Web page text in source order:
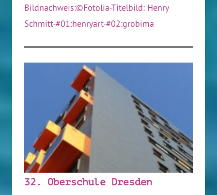
Bildnachweis:©Fotolia-Titelbild: Henry
Schmitt-#01:henryart-#02:grobima
32. Oberschule Dresden